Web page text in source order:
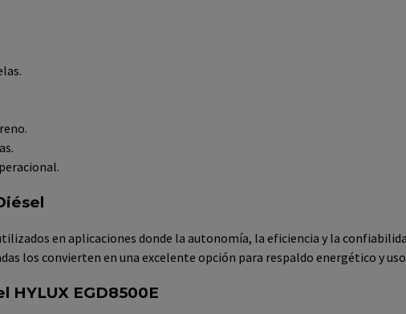
en aplicaciones donde la autonomía, la eficiencia y la
los convierten en una excelente opción para respaldo energético y
HYLUX EGD8500E